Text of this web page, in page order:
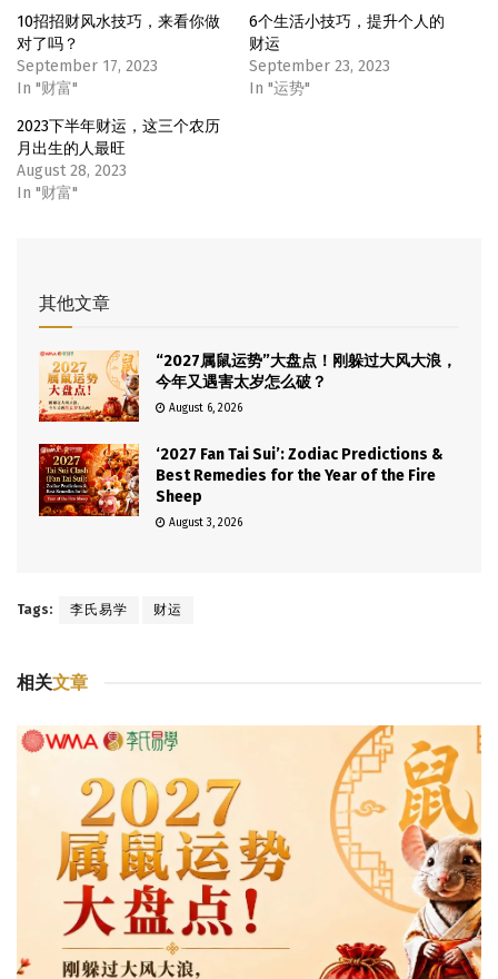
10招招财风水技巧，来看你做
对了吗？
September 17, 2023
In "财富"
6个生活小技巧，提升个人的
财运
September 23, 2023
In "运势"
2023下半年财运，这三个农历
月出生的人最旺
August 28, 2023
In "财富"
其他文章
“2027属鼠运势”大盘点！刚躲过大风大浪，
今年又遇害太岁怎么破？
August 6, 2026
‘2027 Fan Tai Sui’: Zodiac Predictions &
Best Remedies for the Year of the Fire
Sheep
August 3, 2026
Tags: 李氏易学 财运
相关文章